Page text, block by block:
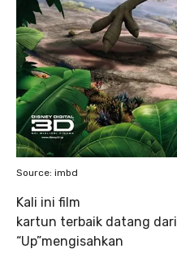
Source: imbd
Kali ini film
kartun terbaik datang dari
“Up”mengisahkan